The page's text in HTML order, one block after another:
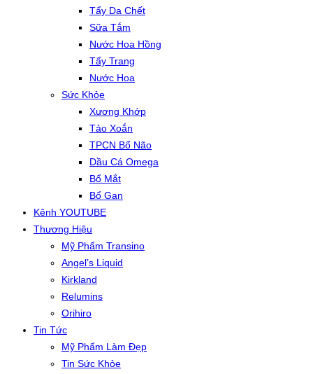
Tẩy Da Chết
Sữa Tắm
Nước Hoa Hồng
Tẩy Trang
Nước Hoa
Sức Khỏe
Xương Khớp
Tảo Xoắn
TPCN Bổ Não
Dầu Cá Omega
Bổ Mắt
Bổ Gan
Kênh YOUTUBE
Thương Hiệu
Mỹ Phẩm Transino
Angel’s Liquid
Kirkland
Relumins
Orihiro
Tin Tức
Mỹ Phẩm Làm Đẹp
Tin Sức Khỏe